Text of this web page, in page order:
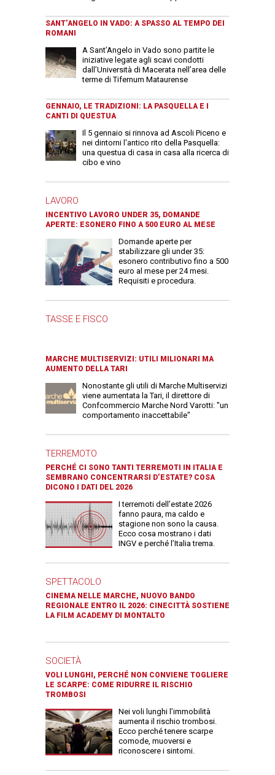
SANT’ANGELO IN VADO: A SPASSO AL TEMPO DEI
ROMANI
A Sant’Angelo in Vado sono partite le
iniziative legate agli scavi condotti
dall’Università di Macerata nell’area delle
terme di Tifernum Mataurense
GENNAIO, LE TRADIZIONI: LA PASQUELLA E I
CANTI DI QUESTUA
Il 5 gennaio si rinnova ad Ascoli Piceno e
nei dintorni l'antico rito della Pasquella:
una questua di casa in casa alla ricerca di
cibo e vino
LAVORO
INCENTIVO LAVORO UNDER 35, DOMANDE
APERTE: ESONERO FINO A 500 EURO AL MESE
Domande aperte per
stabilizzare gli under 35:
esonero contributivo fino a 500
euro al mese per 24 mesi.
Requisiti e procedura.
TASSE E FISCO
MARCHE MULTISERVIZI: UTILI MILIONARI MA
AUMENTO DELLA TARI
Nonostante gli utili di Marche Multiservizi
viene aumentata la Tari, il direttore di
Confcommercio Marche Nord Varotti: "un
comportamento inaccettabile"
TERREMOTO
PERCHÉ CI SONO TANTI TERREMOTI IN ITALIA E
SEMBRANO CONCENTRARSI D’ESTATE? COSA
DICONO I DATI DEL 2026
I terremoti dell’estate 2026
fanno paura, ma caldo e
stagione non sono la causa.
Ecco cosa mostrano i dati
INGV e perché l’Italia trema.
SPETTACOLO
CINEMA NELLE MARCHE, NUOVO BANDO
REGIONALE ENTRO IL 2026: CINECITTÀ SOSTIENE
LA FILM ACADEMY DI MONTALTO
SOCIETÀ
VOLI LUNGHI, PERCHÉ NON CONVIENE TOGLIERE
LE SCARPE: COME RIDURRE IL RISCHIO
TROMBOSI
Nei voli lunghi l’immobilità
aumenta il rischio trombosi.
Ecco perché tenere scarpe
comode, muoversi e
riconoscere i sintomi.